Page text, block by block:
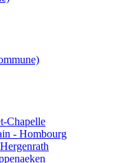
Chapelle
- Hombourg